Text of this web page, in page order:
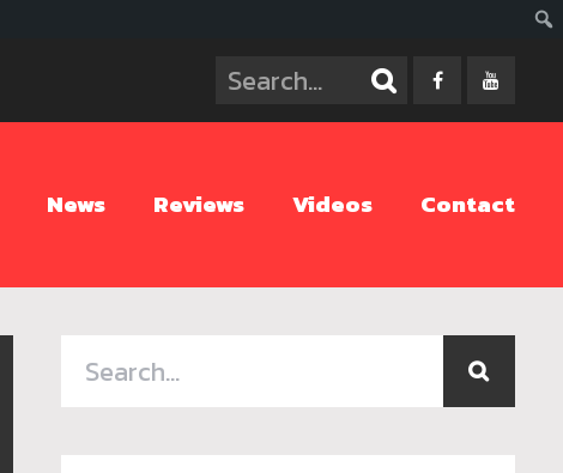
News Reviews Videos Contact